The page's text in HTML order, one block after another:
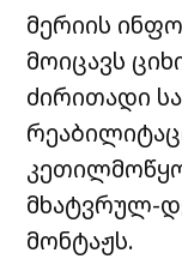
მერიის
მოიცავს
ძირითადი
მხატვრულ-
მონტაჟს.